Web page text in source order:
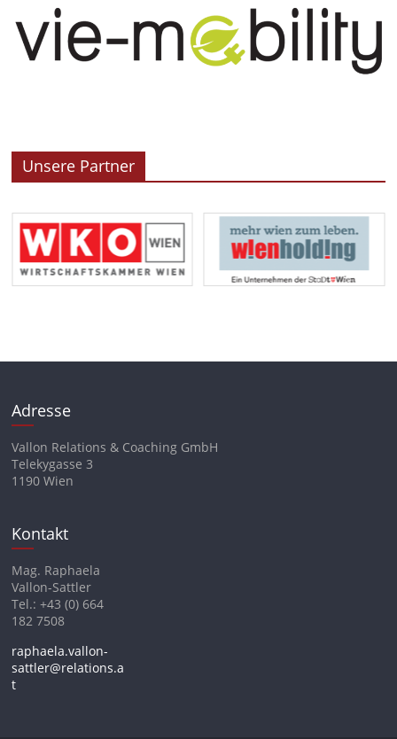
Unsere Partner
Adresse
Vallon Relations & Coaching GmbH
Telekygasse 3
1190 Wien
Kontakt
Mag. Raphaela
Vallon-Sattler
Tel.: +43 (0) 664
182 7508
raphaela.vallon-
sattler@relations.a
t